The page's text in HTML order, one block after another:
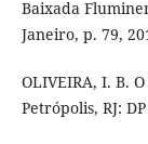
Baixada
Janeiro, p. 79,
OLIVEIRA, I. B.
Petrópolis, RJ: